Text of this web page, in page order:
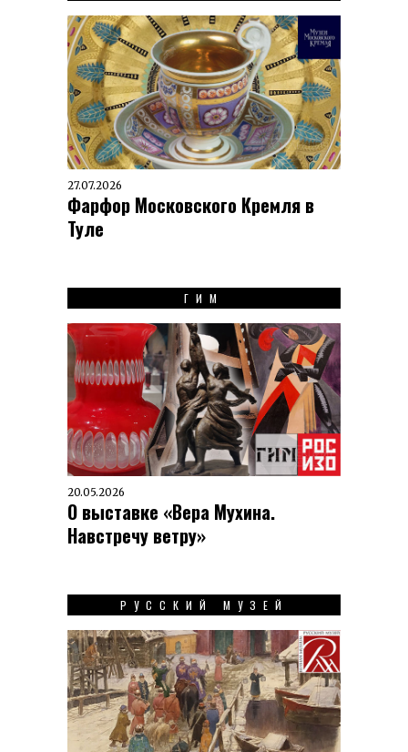
27.07.2026
Фарфор Московского Кремля в
Туле
ГИМ
20.05.2026
О выставке «Вера Мухина.
Навстречу ветру»
РУССКИЙ МУЗЕЙ